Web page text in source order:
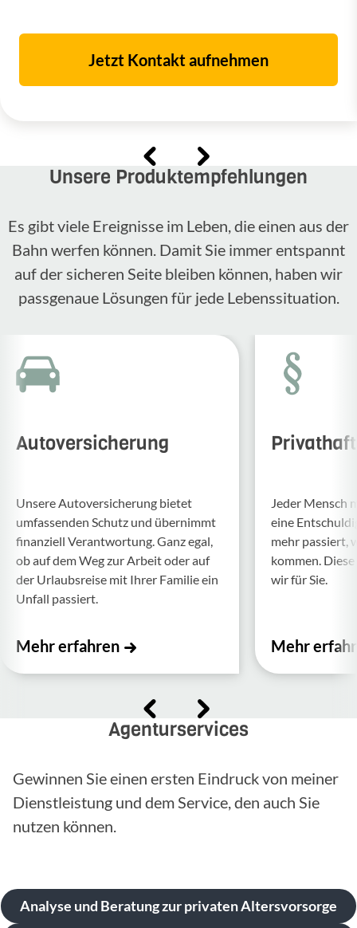
Jetzt Kontakt aufnehmen
Unsere Produktempfehlungen
Es gibt viele Ereignisse im Leben, die einen aus der
Bahn werfen können. Damit Sie immer entspannt
auf der sicheren Seite bleiben können, haben wir
passgenaue Lösungen für jede Lebenssituation.
Autoversicherung
Unsere Auto­ver­si­che­rung bietet
umfas­senden Schutz und über­nimmt
finan­ziell Verant­wor­tung. Ganz egal,
ob auf dem Weg zur Arbeit oder auf
der Urlaubs­reise mit Ihrer Familie ein
Unfall passiert.
Mehr erfahren
Jeder Mensch
eine
mehr passiert,
kommen.
wir für Sie.
Mehr
Agenturservices
Gewinnen Sie einen ersten Eindruck von meiner
Dienstleistung und dem Service, den auch Sie
nutzen können.
Analyse und Beratung zur privaten Altersvorsorge